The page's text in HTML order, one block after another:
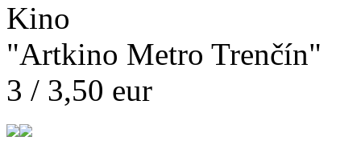
Kino
"Artkino Metro Trenčín"
3 / 3,50 eur